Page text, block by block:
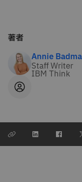
著者
Annie
Staff Writer
IBM Think